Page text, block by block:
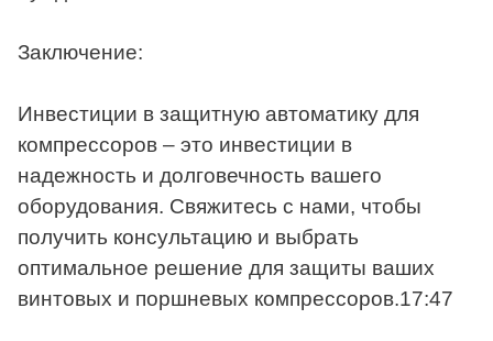
Заключение:
Инвестиции в защитную автоматику для
компрессоров – это инвестиции в
надежность и долговечность вашего
оборудования. Свяжитесь с нами, чтобы
получить консультацию и выбрать
оптимальное решение для защиты ваших
винтовых и поршневых компрессоров.17:47